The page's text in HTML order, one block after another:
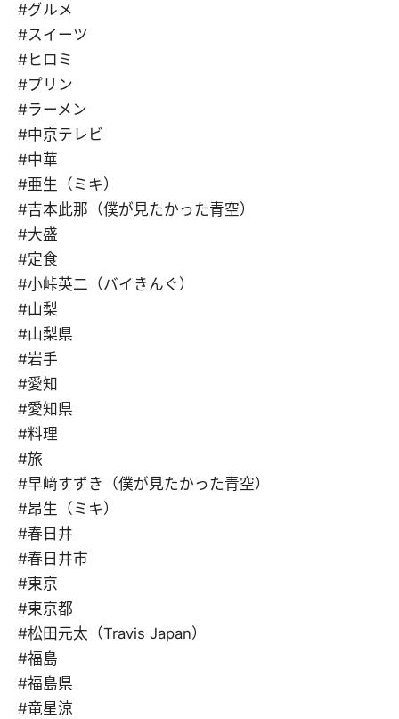
#グルメ
#スイーツ
#ヒロミ
#プリン
#ラーメン
#中京テレビ
#中華
#亜生（ミキ）
#吉本此那（僕が見たかった青空）
#大盛
#定食
#小峠英二（バイきんぐ）
#山梨
#山梨県
#岩手
#愛知
#愛知県
#料理
#旅
#早﨑すずき（僕が見たかった青空）
#昂生（ミキ）
#春日井
#春日井市
#東京
#東京都
#松田元太（Travis Japan）
#福島
#福島県
#竜星涼